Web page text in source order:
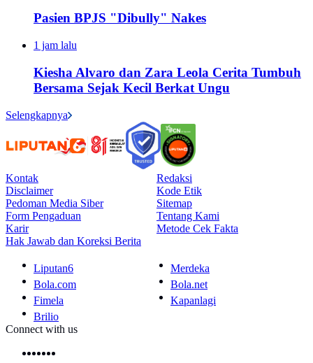
Pasien BPJS "Dibully" Nakes
1 jam lalu
Kiesha Alvaro dan Zara Leola Cerita Tumbuh
Bersama Sejak Kecil Berkat Ungu
Selengkapnya
Kontak
Redaksi
Disclaimer
Kode Etik
Pedoman Media Siber
Sitemap
Form Pengaduan
Tentang Kami
Karir
Metode Cek Fakta
Hak Jawab dan Koreksi Berita
Liputan6
Merdeka
Bola.com
Bola.net
Fimela
Kapanlagi
Brilio
Connect with us